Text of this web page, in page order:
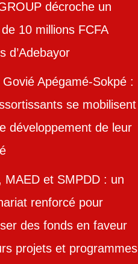
décroche un
10 millions FCFA
d’Adebayor
Govié Apégamé-Sokpé :
se mobilisent
développement de leur
MAED et SMPDD : un
renforcé pour
des fonds en faveur
projets et programmes